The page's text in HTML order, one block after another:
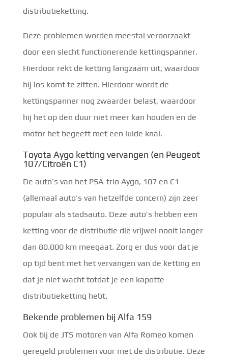
distributieketting.
Deze problemen worden meestal veroorzaakt
door een slecht functionerende kettingspanner.
Hierdoor rekt de ketting langzaam uit, waardoor
hij los komt te zitten. Hierdoor wordt de
kettingspanner nog zwaarder belast, waardoor
hij het op den duur niet meer kan houden en de
motor het begeeft met een luide knal.
Toyota Aygo ketting vervangen (en Peugeot
107/Citroën C1)
De auto’s van het PSA-trio Aygo, 107 en C1
(allemaal auto’s van hetzelfde concern) zijn zeer
populair als stadsauto. Deze auto’s hebben een
ketting voor de distributie die vrijwel nooit langer
dan 80.000 km meegaat. Zorg er dus voor dat je
op tijd bent met het vervangen van de ketting en
dat je niet wacht totdat je een kapotte
distributieketting hebt.
Bekende problemen bij Alfa 159
Ook bij de JTS motoren van Alfa Romeo komen
geregeld problemen voor met de distributie. Deze